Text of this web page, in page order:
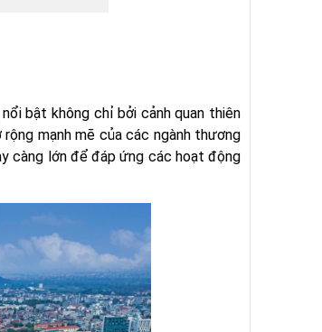
bật không chỉ bởi cảnh quan thiên
mạnh mẽ của các ngành thương
càng lớn để đáp ứng các hoạt động